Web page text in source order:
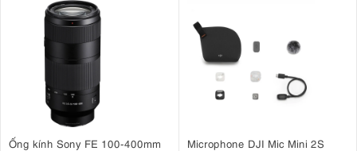
Ống kính Sony FE 100-400mm
Microphone DJI Mic Mini 2S